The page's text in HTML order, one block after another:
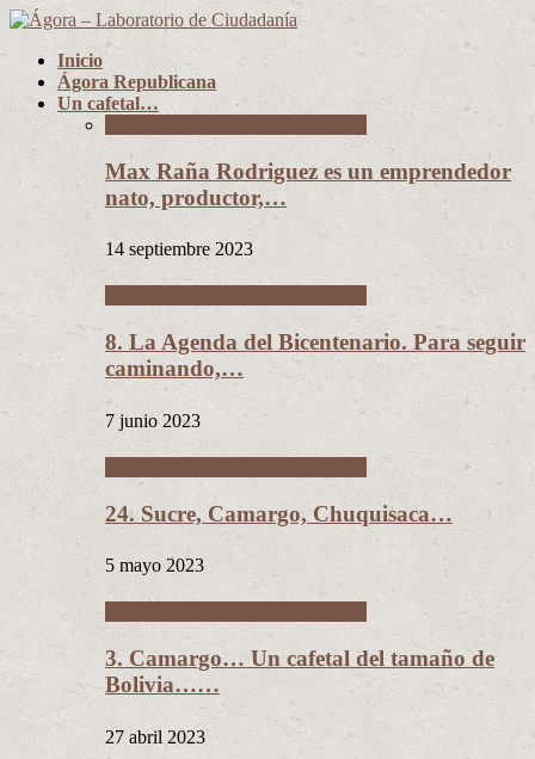
Inicio
Ágora Republicana
Un cafetal…
Max Raña Rodriguez es un emprendedor
nato, productor,…
14 septiembre 2023
8. La Agenda del Bicentenario. Para seguir
caminando,…
7 junio 2023
24. Sucre, Camargo, Chuquisaca…
5 mayo 2023
3. Camargo… Un cafetal del tamaño de
Bolivia……
27 abril 2023